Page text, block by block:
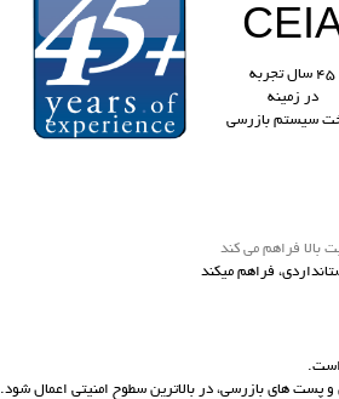
45 سال تجربه
در زمینه
سیستم بازرسی
بالا فراهم می کند
فراهم میکند
است.
و پست های بازرسی، در بالاترین سطوح امنیتی اعمال شود.